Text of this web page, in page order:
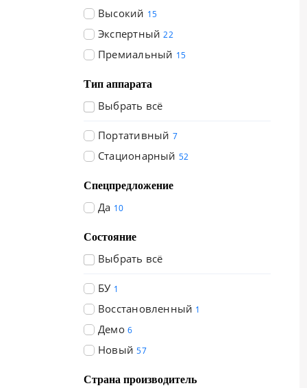
Высокий 15
Экспертный 22
Премиальный 15
Тип аппарата
Выбрать всё
Портативный 7
Стационарный 52
Спецпредложение
Да 10
Состояние
Выбрать всё
БУ 1
Восстановленный 1
Демо 6
Новый 57
Страна производитель